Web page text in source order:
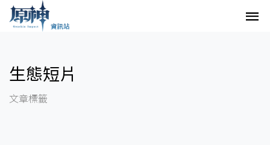
生態短片
文章標籤